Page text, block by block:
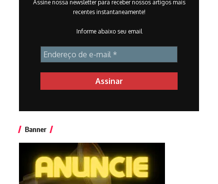
Assine nossa newsletter para receber nossos artigos mais
recentes instantaneamente!
Informe abaixo seu email
Banner